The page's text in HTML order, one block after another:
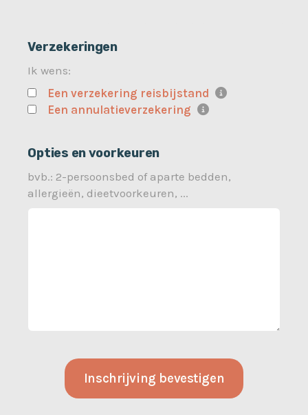
Verzekeringen
Ik wens:
Een verzekering reisbijstand
Een annulatieverzekering
Opties en voorkeuren
bvb.: 2-persoonsbed of aparte bedden,
allergieën, dieetvoorkeuren, ...